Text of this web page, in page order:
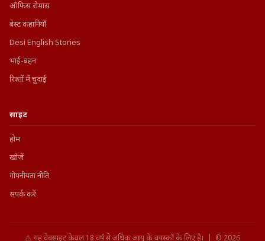
ऑफिस रोमांस
बेस्ट कहानियाँ
Desi English Stories
भाई-बहन
रिश्तों में चुदाई
साइट
होम
खोजें
गोपनीयता नीति
संपर्क करें
⚠️ यह वेबसाइट केवल 18 वर्ष से अधिक आयु के वयस्कों के लिए है। | © 2026